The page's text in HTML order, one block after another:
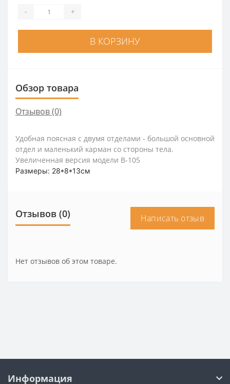
- +
В КОРЗИНУ
Обзор товара
Отзывов (0)
Удобная поясная с двумя отделами - большой основной
отдел и маленький карман со стороны тела.
Увеличенная версия модели B-105
Размеры: 28*8*13см
Отзывов (0) Написать отзыв
Нет отзывов об этом товаре.
Информация